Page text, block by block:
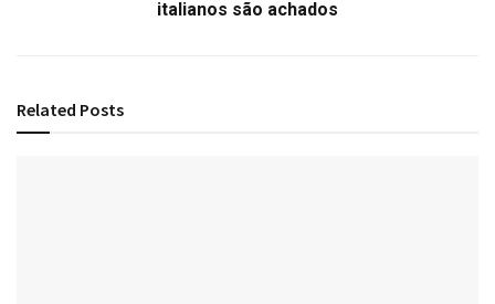
italianos são achados
Related Posts